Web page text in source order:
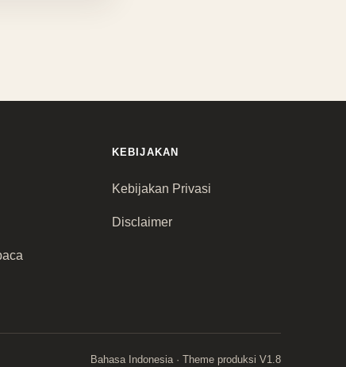
KEBIJAKAN
Kebijakan Privasi
Disclaimer
Bahasa Indonesia · Theme produksi V1.8